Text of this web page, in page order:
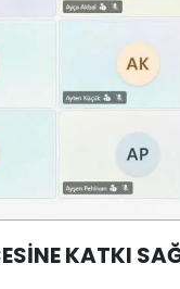
KATKI